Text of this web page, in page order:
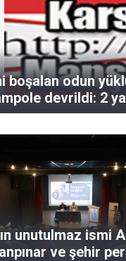
boşalan odun
devrildi: 2
unutulmaz ismi
ve şehir